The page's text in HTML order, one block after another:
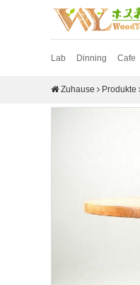
Lab Dinning Cafe
Zuhause Produkte